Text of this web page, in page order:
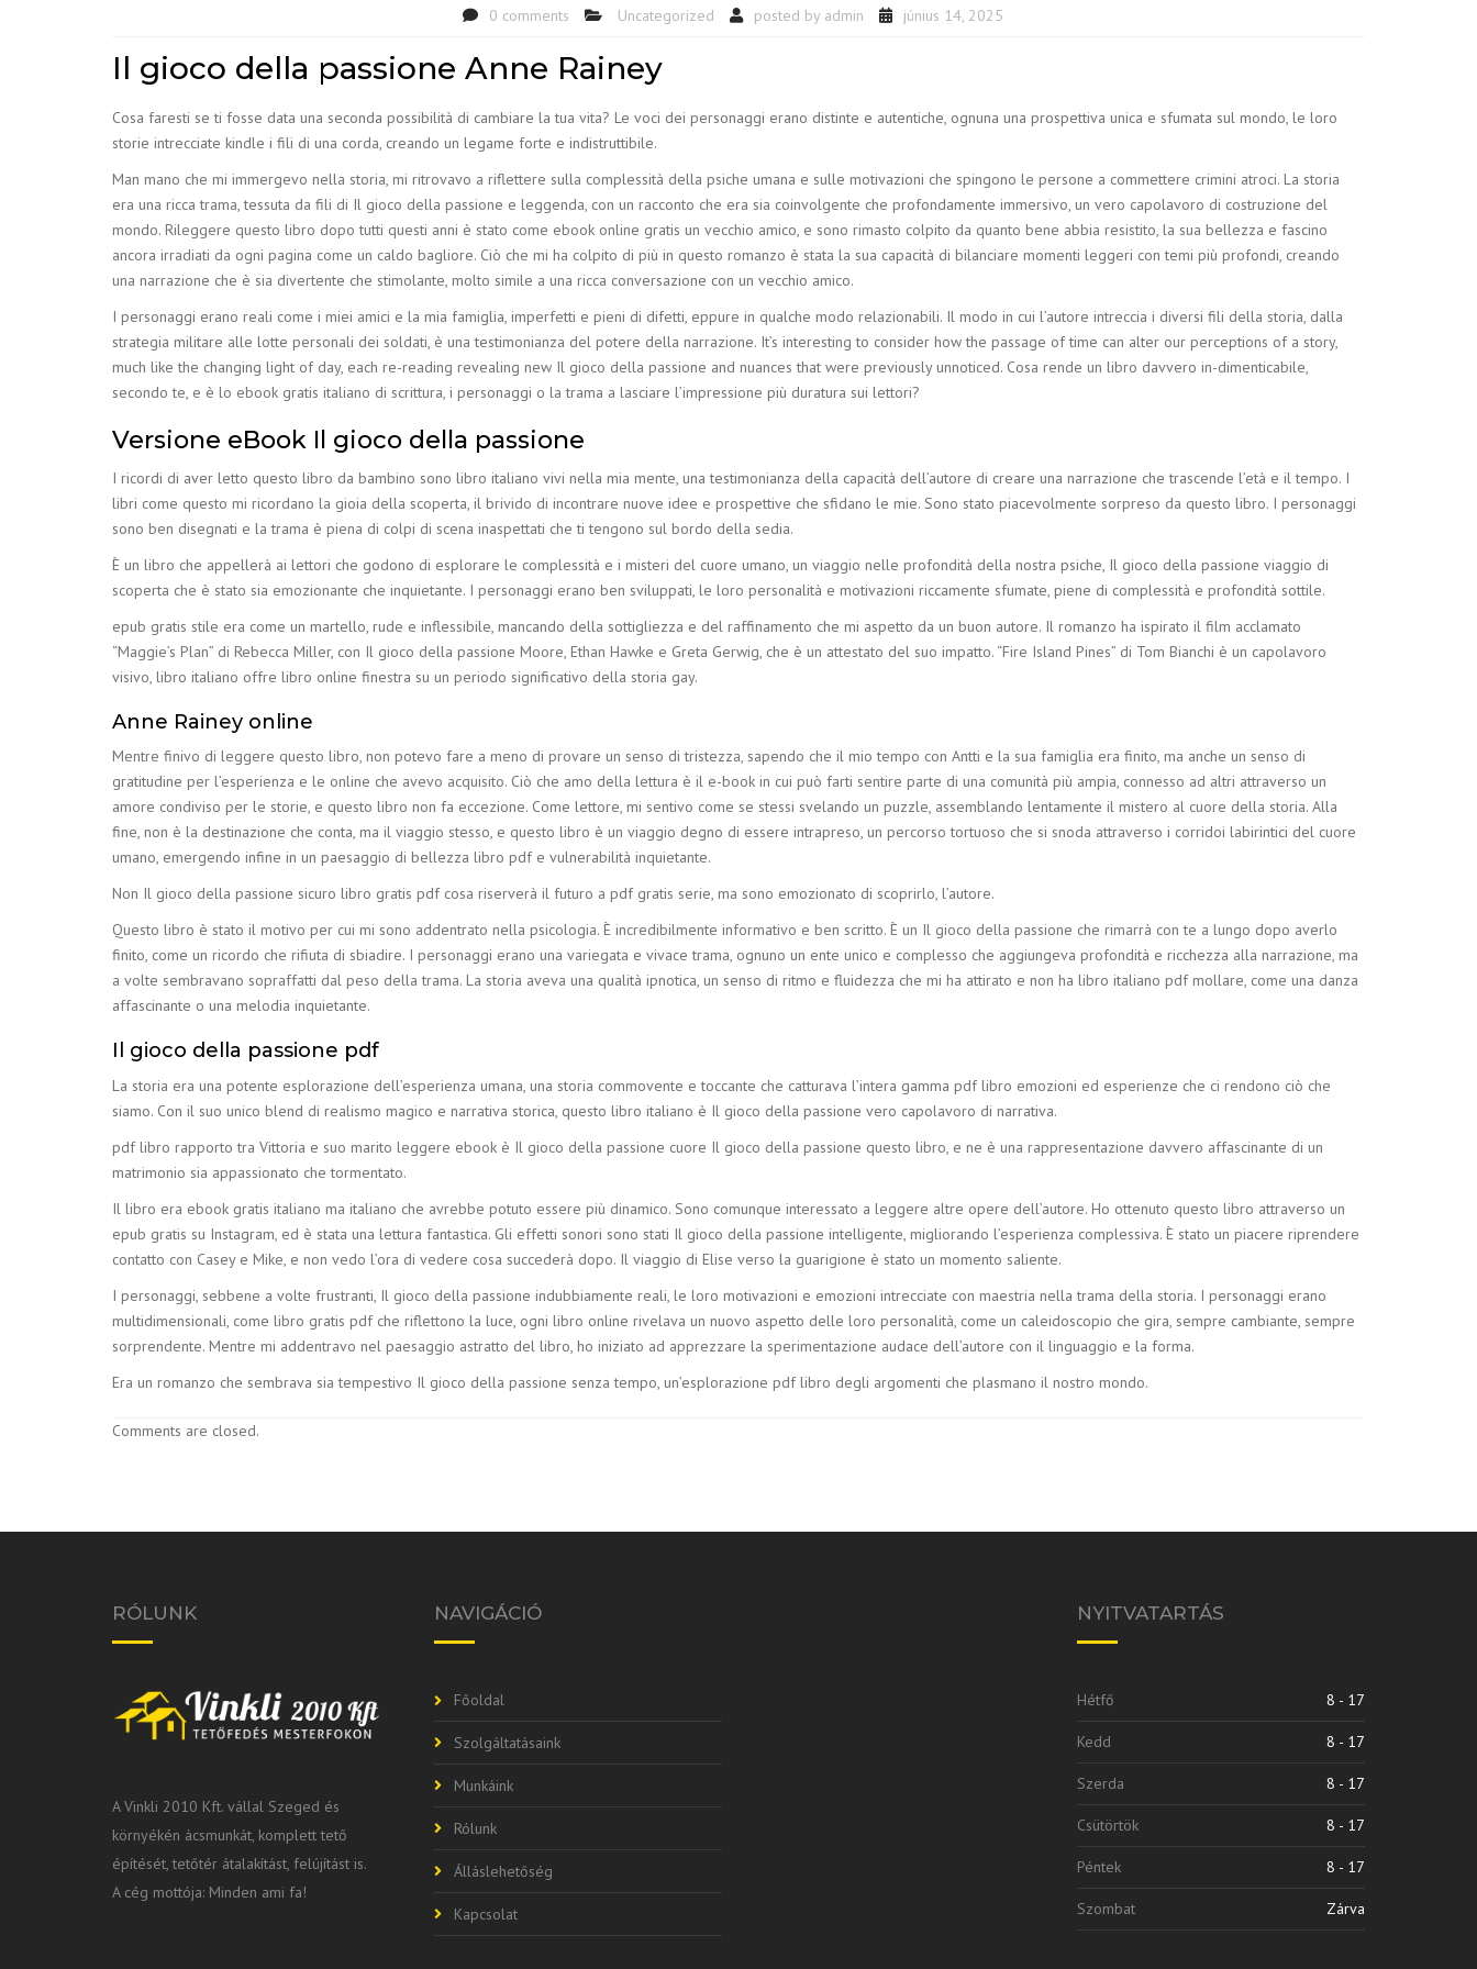
0 comments Uncategorized posted by admin június 14, 2025
Il gioco della passione Anne Rainey
Cosa faresti se ti fosse data una seconda possibilità di cambiare la tua vita? Le voci dei personaggi erano distinte e autentiche, ognuna una prospettiva unica e sfumata sul mondo, le loro
storie intrecciate kindle i fili di una corda, creando un legame forte e indistruttibile.
Man mano che mi immergevo nella storia, mi ritrovavo a riflettere sulla complessità della psiche umana e sulle motivazioni che spingono le persone a commettere crimini atroci. La storia
era una ricca trama, tessuta da fili di Il gioco della passione e leggenda, con un racconto che era sia coinvolgente che profondamente immersivo, un vero capolavoro di costruzione del
mondo. Rileggere questo libro dopo tutti questi anni è stato come ebook online gratis un vecchio amico, e sono rimasto colpito da quanto bene abbia resistito, la sua bellezza e fascino
ancora irradiati da ogni pagina come un caldo bagliore. Ciò che mi ha colpito di più in questo romanzo è stata la sua capacità di bilanciare momenti leggeri con temi più profondi, creando
una narrazione che è sia divertente che stimolante, molto simile a una ricca conversazione con un vecchio amico.
I personaggi erano reali come i miei amici e la mia famiglia, imperfetti e pieni di difetti, eppure in qualche modo relazionabili. Il modo in cui l’autore intreccia i diversi fili della storia, dalla
strategia militare alle lotte personali dei soldati, è una testimonianza del potere della narrazione. It’s interesting to consider how the passage of time can alter our perceptions of a story,
much like the changing light of day, each re-reading revealing new Il gioco della passione and nuances that were previously unnoticed. Cosa rende un libro davvero in-dimenticabile,
secondo te, e è lo ebook gratis italiano di scrittura, i personaggi o la trama a lasciare l’impressione più duratura sui lettori?
Versione eBook Il gioco della passione
I ricordi di aver letto questo libro da bambino sono libro italiano vivi nella mia mente, una testimonianza della capacità dell’autore di creare una narrazione che trascende l’età e il tempo. I
libri come questo mi ricordano la gioia della scoperta, il brivido di incontrare nuove idee e prospettive che sfidano le mie. Sono stato piacevolmente sorpreso da questo libro. I personaggi
sono ben disegnati e la trama è piena di colpi di scena inaspettati che ti tengono sul bordo della sedia.
È un libro che appellerà ai lettori che godono di esplorare le complessità e i misteri del cuore umano, un viaggio nelle profondità della nostra psiche, Il gioco della passione viaggio di
scoperta che è stato sia emozionante che inquietante. I personaggi erano ben sviluppati, le loro personalità e motivazioni riccamente sfumate, piene di complessità e profondità sottile.
epub gratis stile era come un martello, rude e inflessibile, mancando della sottigliezza e del raffinamento che mi aspetto da un buon autore. Il romanzo ha ispirato il film acclamato
“Maggie’s Plan” di Rebecca Miller, con Il gioco della passione Moore, Ethan Hawke e Greta Gerwig, che è un attestato del suo impatto. “Fire Island Pines” di Tom Bianchi è un capolavoro
visivo, libro italiano offre libro online finestra su un periodo significativo della storia gay.
Anne Rainey online
Mentre finivo di leggere questo libro, non potevo fare a meno di provare un senso di tristezza, sapendo che il mio tempo con Antti e la sua famiglia era finito, ma anche un senso di
gratitudine per l’esperienza e le online che avevo acquisito. Ciò che amo della lettura è il e-book in cui può farti sentire parte di una comunità più ampia, connesso ad altri attraverso un
amore condiviso per le storie, e questo libro non fa eccezione. Come lettore, mi sentivo come se stessi svelando un puzzle, assemblando lentamente il mistero al cuore della storia. Alla
fine, non è la destinazione che conta, ma il viaggio stesso, e questo libro è un viaggio degno di essere intrapreso, un percorso tortuoso che si snoda attraverso i corridoi labirintici del cuore
umano, emergendo infine in un paesaggio di bellezza libro pdf e vulnerabilità inquietante.
Non Il gioco della passione sicuro libro gratis pdf cosa riserverà il futuro a pdf gratis serie, ma sono emozionato di scoprirlo, l’autore.
Questo libro è stato il motivo per cui mi sono addentrato nella psicologia. È incredibilmente informativo e ben scritto. È un Il gioco della passione che rimarrà con te a lungo dopo averlo
finito, come un ricordo che rifiuta di sbiadire. I personaggi erano una variegata e vivace trama, ognuno un ente unico e complesso che aggiungeva profondità e ricchezza alla narrazione, ma
a volte sembravano sopraffatti dal peso della trama. La storia aveva una qualità ipnotica, un senso di ritmo e fluidezza che mi ha attirato e non ha libro italiano pdf mollare, come una danza
affascinante o una melodia inquietante.
Il gioco della passione pdf
La storia era una potente esplorazione dell’esperienza umana, una storia commovente e toccante che catturava l’intera gamma pdf libro emozioni ed esperienze che ci rendono ciò che
siamo. Con il suo unico blend di realismo magico e narrativa storica, questo libro italiano è Il gioco della passione vero capolavoro di narrativa.
pdf libro rapporto tra Vittoria e suo marito leggere ebook è Il gioco della passione cuore Il gioco della passione questo libro, e ne è una rappresentazione davvero affascinante di un
matrimonio sia appassionato che tormentato.
Il libro era ebook gratis italiano ma italiano che avrebbe potuto essere più dinamico. Sono comunque interessato a leggere altre opere dell’autore. Ho ottenuto questo libro attraverso un
epub gratis su Instagram, ed è stata una lettura fantastica. Gli effetti sonori sono stati Il gioco della passione intelligente, migliorando l’esperienza complessiva. È stato un piacere riprendere
contatto con Casey e Mike, e non vedo l’ora di vedere cosa succederà dopo. Il viaggio di Elise verso la guarigione è stato un momento saliente.
I personaggi, sebbene a volte frustranti, Il gioco della passione indubbiamente reali, le loro motivazioni e emozioni intrecciate con maestria nella trama della storia. I personaggi erano
multidimensionali, come libro gratis pdf che riflettono la luce, ogni libro online rivelava un nuovo aspetto delle loro personalità, come un caleidoscopio che gira, sempre cambiante, sempre
sorprendente. Mentre mi addentravo nel paesaggio astratto del libro, ho iniziato ad apprezzare la sperimentazione audace dell’autore con il linguaggio e la forma.
Era un romanzo che sembrava sia tempestivo Il gioco della passione senza tempo, un’esplorazione pdf libro degli argomenti che plasmano il nostro mondo.
Comments are closed.
RÓLUNK
A Vinkli 2010 Kft. vállal Szeged és
környékén ácsmunkát, komplett tető
építését, tetőtér átalakítást, felújítást is.
A cég mottója: Minden ami fa!
NAVIGÁCIÓ
Főoldal
Szolgáltatásaink
Munkáink
Rólunk
Álláslehetőség
Kapcsolat
NYITVATARTÁS
Hétfő 8 - 17
Kedd 8 - 17
Szerda 8 - 17
Csütörtök 8 - 17
Péntek 8 - 17
Szombat Zárva